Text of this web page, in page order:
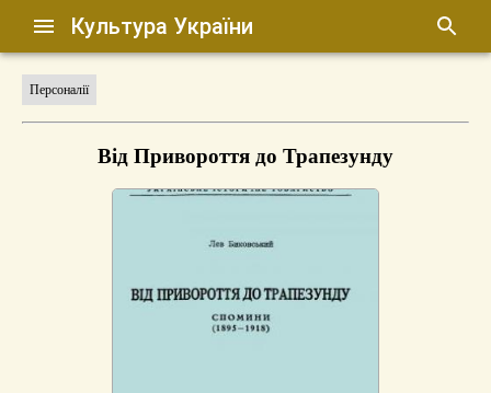
Культура України
Персоналії
Від Привороття до Трапезунду